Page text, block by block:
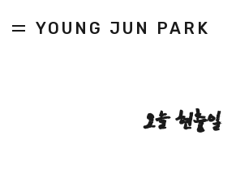
YOUNG JUN PARK
오늘 현충일